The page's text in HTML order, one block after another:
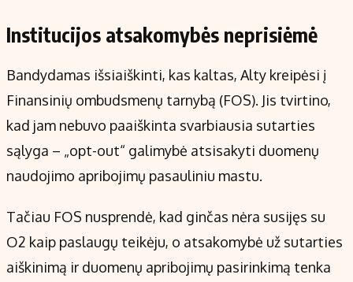
Institucijos atsakomybės neprisiėmė
Bandydamas išsiaiškinti, kas kaltas, Alty kreipėsi į
Finansinių ombudsmenų tarnybą (FOS). Jis tvirtino,
kad jam nebuvo paaiškinta svarbiausia sutarties
sąlyga – „opt-out“ galimybė atsisakyti duomenų
naudojimo apribojimų pasauliniu mastu.
Tačiau FOS nusprendė, kad ginčas nėra susijęs su
O2 kaip paslaugų teikėju, o atsakomybė už sutarties
aiškinimą ir duomenų apribojimų pasirinkimą tenka